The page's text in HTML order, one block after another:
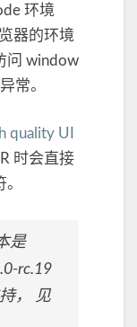
环境
器的环境
问 window
常。
quality UI
时会直接
是
rc.19
， 见